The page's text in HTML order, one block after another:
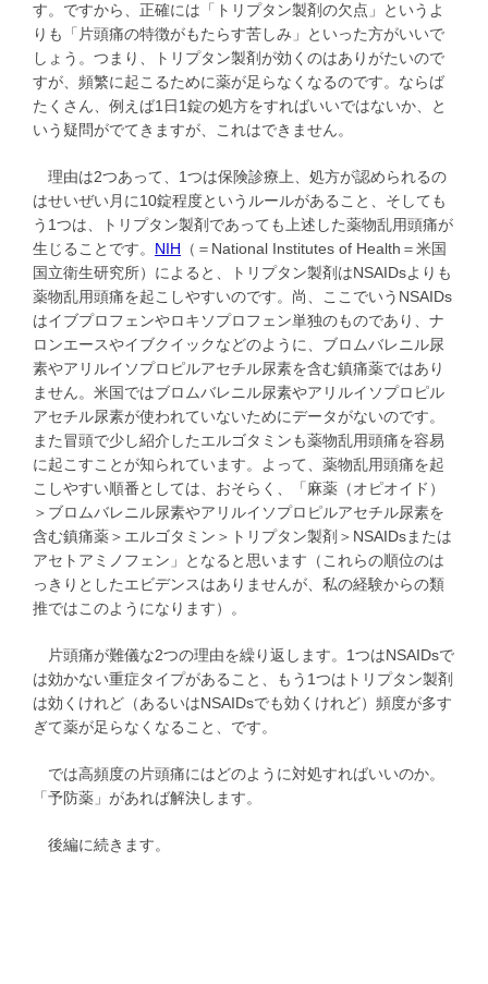
す。ですから、正確には「トリプタン製剤の欠点」というよ
りも「片頭痛の特徴がもたらす苦しみ」といった方がいいで
しょう。つまり、トリプタン製剤が効くのはありがたいので
すが、頻繁に起こるために薬が足らなくなるのです。ならば
たくさん、例えば1日1錠の処方をすればいいではないか、と
いう疑問がでてきますが、これはできません。
理由は2つあって、1つは保険診療上、処方が認められるの
はせいぜい月に10錠程度というルールがあること、そしても
う1つは、トリプタン製剤であっても上述した薬物乱用頭痛が
生じることです。 NIH （＝National Institutes of Health＝米国
国立衛生研究所）によると、トリプタン製剤はNSAIDsよりも
薬物乱用頭痛を起こしやすいのです。尚、ここでいうNSAIDs
はイブプロフェンやロキソプロフェン単独のものであり、ナ
ロンエースやイブクイックなどのように、ブロムバレニル尿
素やアリルイソプロピルアセチル尿素を含む鎮痛薬ではあり
ません。米国ではブロムバレニル尿素やアリルイソプロピル
アセチル尿素が使われていないためにデータがないのです。
また冒頭で少し紹介したエルゴタミンも薬物乱用頭痛を容易
に起こすことが知られています。よって、薬物乱用頭痛を起
こしやすい順番としては、おそらく、「麻薬（オピオイド）
＞ブロムバレニル尿素やアリルイソプロピルアセチル尿素を
含む鎮痛薬＞エルゴタミン＞トリプタン製剤＞NSAIDsまたは
アセトアミノフェン」となると思います（これらの順位のは
っきりとしたエビデンスはありませんが、私の経験からの類
推ではこのようになります）。
片頭痛が難儀な2つの理由を繰り返します。1つはNSAIDsで
は効かない重症タイプがあること、もう1つはトリプタン製剤
は効くけれど（あるいはNSAIDsでも効くけれど）頻度が多す
ぎて薬が足らなくなること、です。
では高頻度の片頭痛にはどのように対処すればいいのか。
「予防薬」があれば解決します。
後編に続きます。